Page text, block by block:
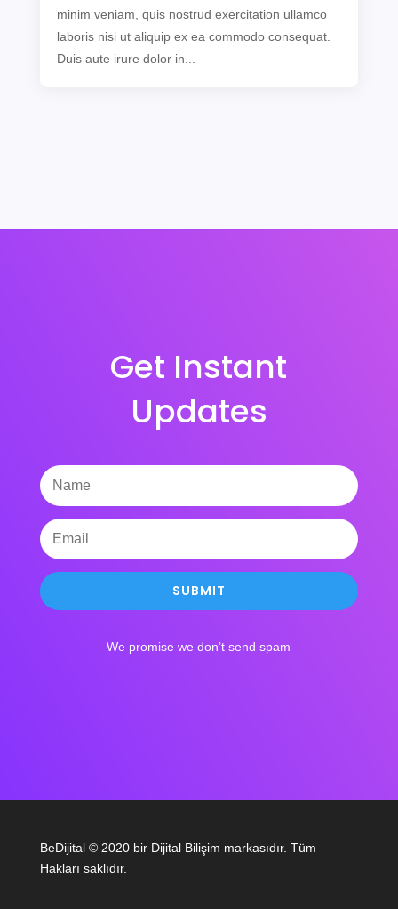
minim veniam, quis nostrud exercitation ullamco
laboris nisi ut aliquip ex ea commodo consequat.
Duis aute irure dolor in...
Get Instant
Updates
SUBMIT
We promise we don’t send spam
BeDijital © 2020 bir Dijital Bilişim markasıdır. Tüm
Hakları saklıdır.